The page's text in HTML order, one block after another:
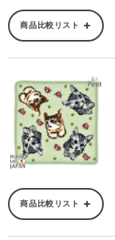
商品比較リスト
商品比較リスト